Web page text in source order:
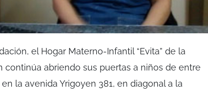
el Hogar Materno-Infantil “Evita” de la
continúa abriendo sus puertas a niños de entre
la avenida Yrigoyen 381, en diagonal a la